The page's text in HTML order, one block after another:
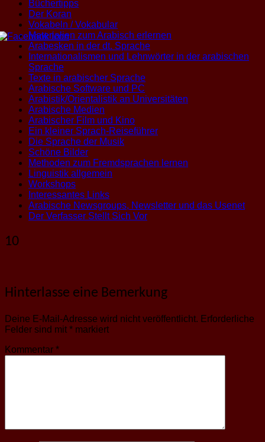
Büchertipps
Der Koran
Vokabeln / Vokabular
Materialien zum Arabisch erlernen
Arabesken in der dt. Sprache
Internationalismen und Lehnwörter in der arabischen
Sprache
Texte in arabischer Sprache
Arabische Software und PC
Arabistik/Orientalistik an Universitäten
Arabische Medien
Arabischer Film und Kino
Ein kleiner Sprach-Reiseführer
Die Sprache der Musik
Schöne Bilder
Methoden zum Fremdsprachen lernen
Linguistik allgemein
Workshops
Interessantes Links
Arabische Newsgroups, Newsletter und das Usenet
Der Verfasser Stellt Sich Vor
10
Hinterlasse eine Bemerkung
Deine E-Mail-Adresse wird nicht veröffentlicht. Erforderliche
Felder sind mit * markiert
Kommentar *